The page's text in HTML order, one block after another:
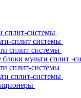
сплит-системы
сплит системы
сплит-системы
мульти сплит -
сплит-системы
сплит-системы